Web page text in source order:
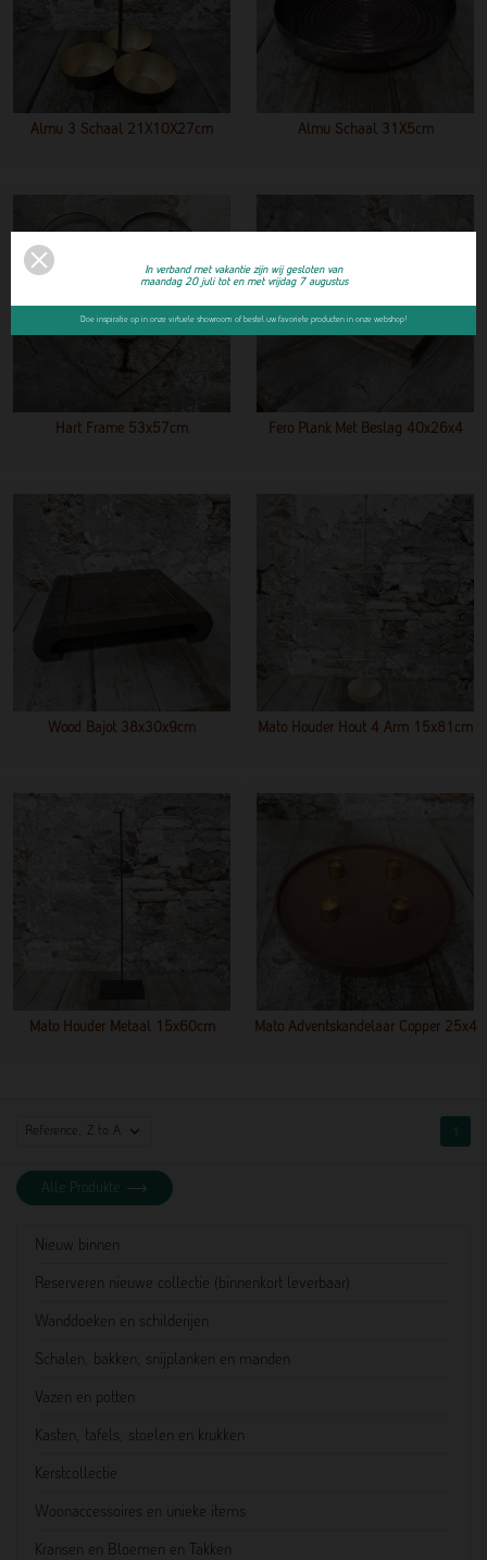
Alle Produkte
Nieuw binnen
Reserveren nieuwe collectie (binnenkort leverbaar)
Wanddoeken en schilderijen
Schalen, bakken, snijplanken en manden
Vazen en potten
Kasten, tafels, stoelen en krukken
Kerstcollectie
Woonaccessoires en unieke items
Kransen en Bloemen en Takken
Almu 3 Schaal 21X10X27cm Almu Schaal 31X5cm
Hart Frame 53x57cm Fero Plank Met Beslag 40x26x4
Wood Bajot 38x30x9cm Mato Houder Hout 4 Arm 15x81cm
Mato Houder Metaal 15x60cm Mato Adventskandelaar Copper 25x4
Reference, Z to A 
In verband met vakantie zijn wij gesloten van
maandag 20 juli tot en met vrijdag 7 augustus
Doe inspiratie op in onze virtuele showroom of bestel uw favoriete producten in onze webshop!